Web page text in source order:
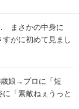
まさかの中身に
すがに初めて見まし
歳娘→プロに「短
「素敵ねぇうっと